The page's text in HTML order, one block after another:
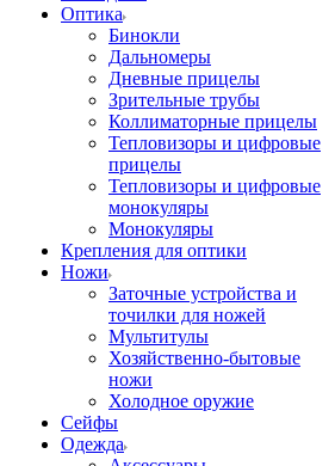
Оптика
Бинокли
Дальномеры
Дневные прицелы
Зрительные трубы
Коллиматорные прицелы
Тепловизоры и цифровые
прицелы
Тепловизоры и цифровые
монокуляры
Монокуляры
Крепления для оптики
Ножи
Заточные устройства и
точилки для ножей
Мультитулы
Хозяйственно-бытовые
ножи
Холодное оружие
Сейфы
Одежда